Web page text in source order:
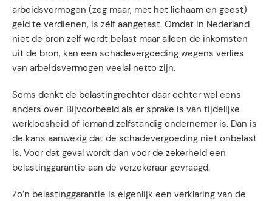
arbeidsvermogen (zeg maar, met het lichaam en geest)
geld te verdienen, is zélf aangetast. Omdat in Nederland
niet de bron zelf wordt belast maar alleen de inkomsten
uit de bron, kan een schadevergoeding wegens verlies
van arbeidsvermogen veelal netto zijn.
Soms denkt de belastingrechter daar echter wel eens
anders over. Bijvoorbeeld als er sprake is van tijdelijke
werkloosheid of iemand zelfstandig ondernemer is. Dan is
de kans aanwezig dat de schadevergoeding niet onbelast
is. Voor dat geval wordt dan voor de zekerheid een
belastinggarantie aan de verzekeraar gevraagd.
Zo’n belastinggarantie is eigenlijk een verklaring van de